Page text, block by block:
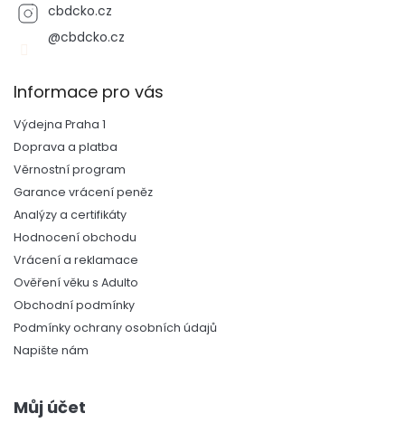
cbdcko.cz
@cbdcko.cz
Informace pro vás
Výdejna Praha 1
Doprava a platba
Věrnostní program
Garance vrácení peněz
Analýzy a certifikáty
Hodnocení obchodu
Vrácení a reklamace
Ověření věku s Adulto
Obchodní podmínky
Podmínky ochrany osobních údajů
Napište nám
Můj účet